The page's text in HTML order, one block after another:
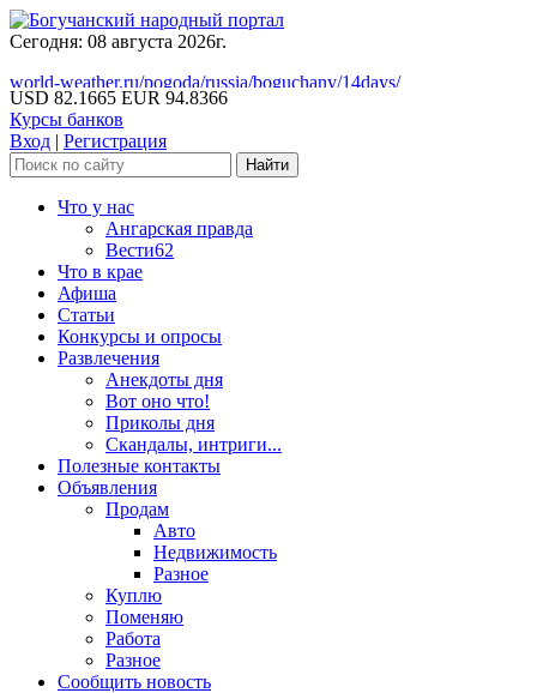
Сегодня: 08 августа 2026г.
world-weather.ru/pogoda/russia/boguchany/14days/
USD 82.1665 EUR 94.8366
Курсы банков
Вход | Регистрация
Что у нас
Ангарская правда
Вести62
Что в крае
Афиша
Статьи
Конкурсы и опросы
Развлечения
Анекдоты дня
Вот оно что!
Приколы дня
Скандалы, интриги...
Полезные контакты
Объявления
Продам
Авто
Недвижимость
Разное
Куплю
Поменяю
Работа
Разное
Сообщить новость